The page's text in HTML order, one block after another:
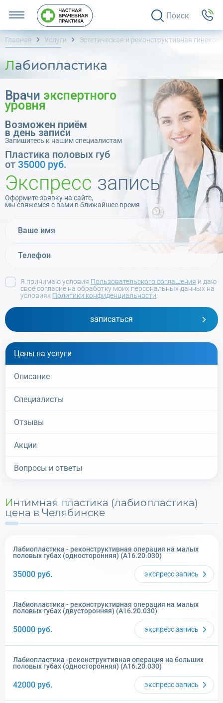
Поиск
Главная Услуги Эстетическая и реконструктивная
Лабиопластика
Врачи экспертного
уровня
Возможен приём
в день записи
Запишитесь к нашим специалистам
Пластика половых губ
от 35000 руб.
Экспресс запись
Оформите заявку на сайте,
мы свяжемся с вами в ближайшее время
записаться
Я принимаю условия Пользовательского соглашения и даю
своё согласие на обработку моих персональных данных на
условиях Политики конфиденциальности
Цены на услуги
Описание
Специалисты
Отзывы
Акции
Вопросы и ответы
Интимная пластика (лабиопластика)
цена в Челябинске
Лабиопластика - реконструктивная операция на малых
половых губах (односторонняя) (A16.20.030)
35000 руб. экспрессзапись
Лабиопластика - реконструктивная операция на малых
половых губах (двусторонняя) (A16.20.030)
50000 руб. экспрессзапись
Лабиопластика -реконструктивная операция на больших
половых губах (односторонняя) (A16.20.030)
42000 руб. экспрессзапись